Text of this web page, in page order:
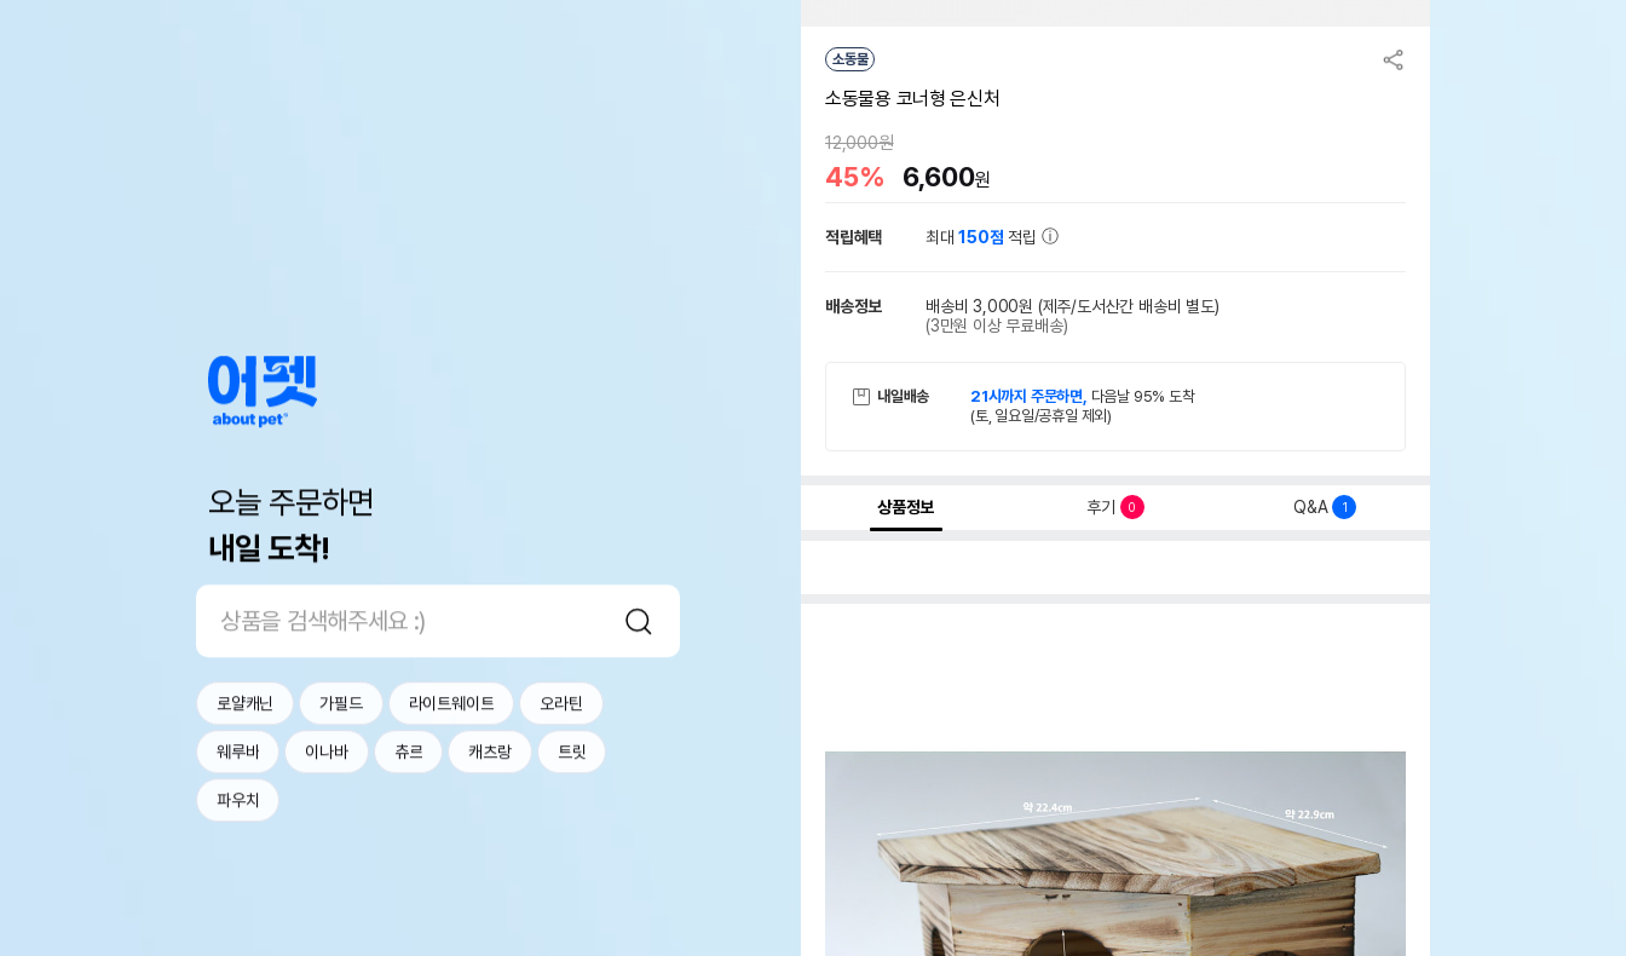
오늘 주문하면
내일 도착!
로얄캐닌 가필드 라이트웨이트 오라틴
웨루바 이나바 츄르 캐츠랑 트릿
파우치
소동물
소동물용 코너형 은신처
12,000원
45% 6,600원
적립혜택 최대150점 적립
배송정보 배송비 3,000원 (제주/도서산간 배송비 별도)
(3만원 이상 무료배송)
내일배송 21시까지 주문하면, 다음날 95% 도착
(토, 일요일/공휴일 제외)
상품정보 후기 0 Q&A 1